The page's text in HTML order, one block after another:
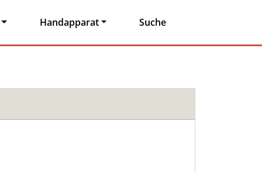
Handapparat Suche